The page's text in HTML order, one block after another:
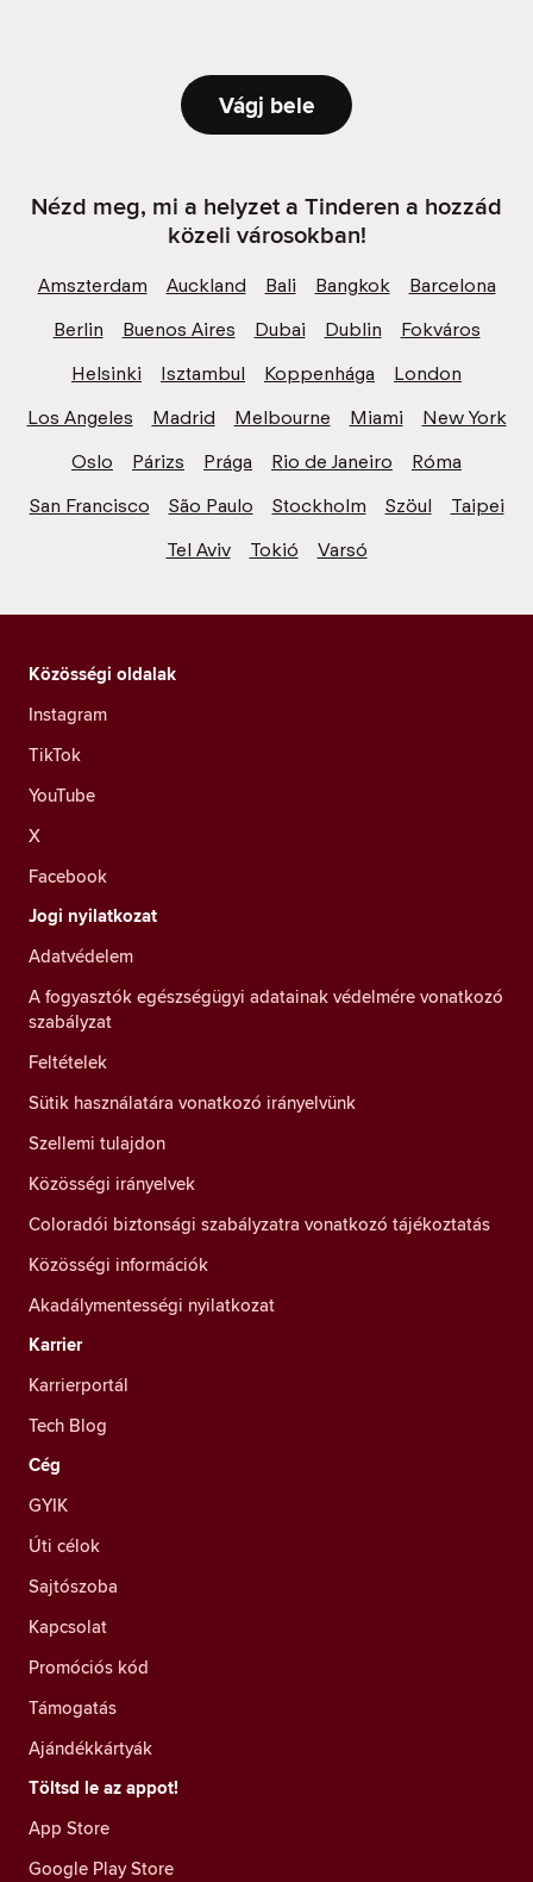
Vágj bele
Nézd meg, mi a helyzet a Tinderen a hozzád
közeli városokban!
Amszterdam Auckland Bali Bangkok
Barcelona
Berlin
Buenos Aires Dubai Dublin
Fokváros
Helsinki
Isztambul Koppenhága
London
Los Angeles
Madrid Melbourne Miami
New York
Oslo
Párizs Prága Rio de Janeiro
Róma
San Francisco
São Paulo Stockholm Szöul
Taipei
Tel Aviv
Tokió Varsó
Közösségi oldalak
Instagram
TikTok
YouTube
X
Facebook
Jogi nyilatkozat
Adatvédelem
A fogyasztók egészségügyi adatainak védelmére vonatkozó
szabályzat
Feltételek
Sütik használatára vonatkozó irányelvünk
Szellemi tulajdon
Közösségi irányelvek
Coloradói biztonsági szabályzatra vonatkozó tájékoztatás
Közösségi információk
Akadálymentességi nyilatkozat
Karrier
Karrierportál
Tech Blog
Cég
GYIK
Úti célok
Sajtószoba
Kapcsolat
Promóciós kód
Támogatás
Ajándékkártyák
Töltsd le az appot!
App Store
Google Play Store